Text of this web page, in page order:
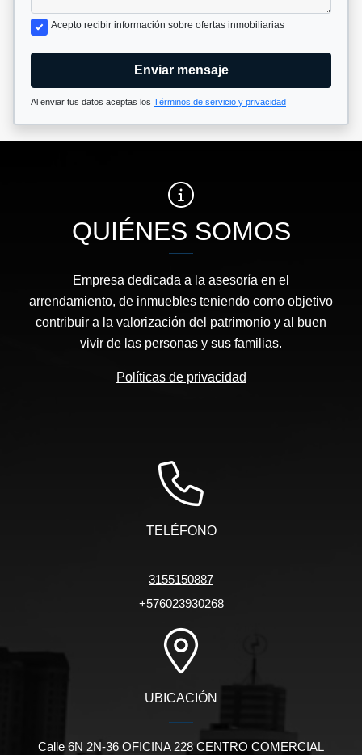
Acepto recibir información sobre ofertas inmobiliarias
Enviar mensaje
Al enviar tus datos aceptas los Términos de servicio y privacidad
QUIÉNES SOMOS
Empresa dedicada a la asesoría en el
arrendamiento, de inmuebles teniendo como objetivo
contribuir a la valorización del patrimonio y al buen
vivir de las personas y sus familias.
Políticas de privacidad
TELÉFONO
3155150887
+576023930268
UBICACIÓN
Calle 6N 2N-36 OFICINA 228 CENTRO COMERCIAL